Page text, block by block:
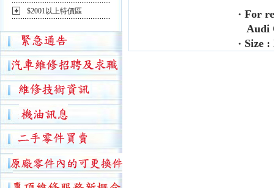
$2001以上特價區
· For
Audi
· Size